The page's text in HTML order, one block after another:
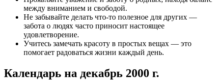
между вниманием и свободой.
Не забывайте делать что-то полезное для других —
забота о людях часто приносит настоящее
удовлетворение.
Учитесь замечать красоту в простых вещах — это
помогает радоваться жизни каждый день.
Календарь на декабрь 2000 г.